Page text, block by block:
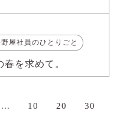
屋社員のひとりごと
を求めて。
... 10 20 30